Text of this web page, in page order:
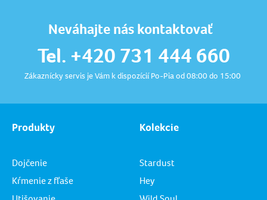
Neváhajte nás kontaktovať
Tel. +420 731 444 660
Zákaznícky servis je Vám k dispozícií Po-Pia od 08:00 do 15:00
Produkty
Dojčenie
Kŕmenie z fľaše
Kolekcie
Stardust
Hey